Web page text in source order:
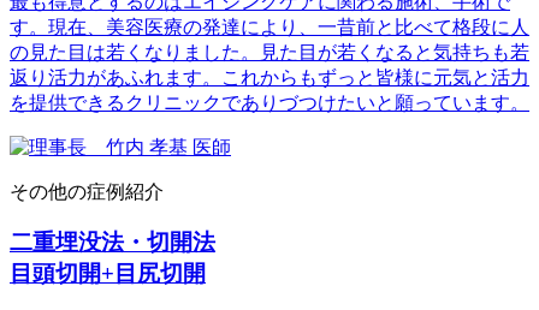
す。現在、美容医療の発達により、一昔前と比べて格段に人
の見た目は若くなりました。見た目が若くなると気持ちも若
返り活力があふれます。これからもずっと皆様に元気と活力
を提供できるクリニックでありづつけたいと願っています。
その他の症例紹介
二重埋没法・切開法
目頭切開+目尻切開